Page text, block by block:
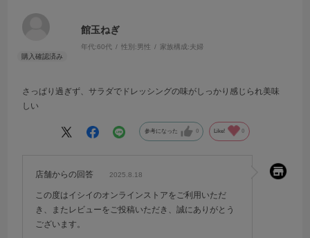
館玉ねぎ
年代:60代 性別:男性 家族構成:夫婦
さっぱり過ぎず、サラダでドレッシングの味がしっかり感じられ美味
しい
参考になった 0 Like! 0
店舗からの回答 2025.8.18
この度はイシイのオンラインストアをご利用いただ
き、またレビューをご投稿いただき、誠にありがとう
ございます。